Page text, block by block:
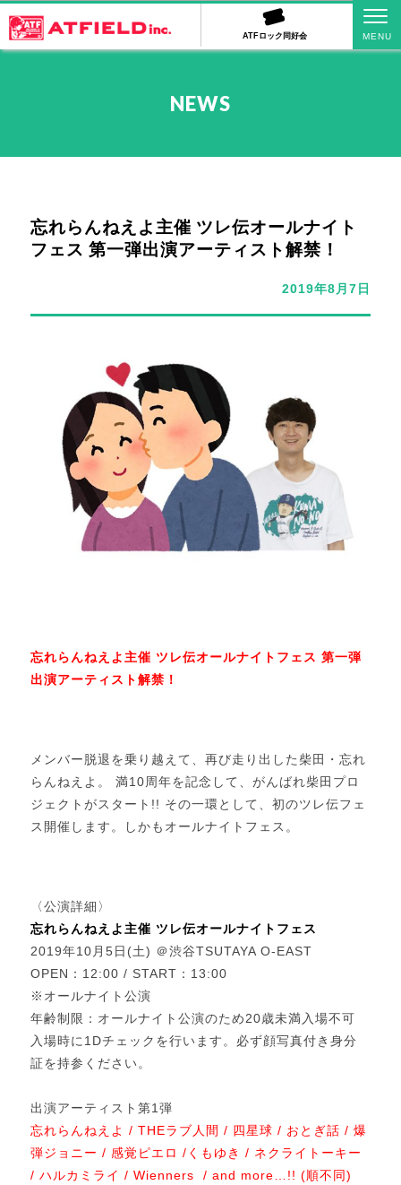
ATFロック同好会
NEWS
忘れらんねえよ主催 ツレ伝オールナイト
フェス 第一弾出演アーティスト解禁！
2019年8月7日
忘れらんねえよ主催 ツレ伝オールナイトフェス 第一弾
出演アーティスト解禁！
メンバー脱退を乗り越えて、再び走り出した柴田・忘れ
らんねえよ。 満10周年を記念して、がんばれ柴田プロ
ジェクトがスタート!! その一環として、初のツレ伝フェ
ス開催します。しかもオールナイトフェス。
〈公演詳細〉
忘れらんねえよ主催 ツレ伝オールナイトフェス
2019年10月5日(土) ＠渋谷TSUTAYA O-EAST
OPEN：12:00 / START：13:00
※オールナイト公演
年齢制限：オールナイト公演のため20歳未満入場不可
入場時に1Dチェックを行います。必ず顔写真付き身分
証を持参ください。
出演アーティスト第1弾
忘れらんねえよ / THEラブ人間 / 四星球 / おとぎ話 / 爆
弾ジョニー / 感覚ピエロ /くもゆき / ネクライトーキー
/ ハルカミライ / Wienners / and more…!! (順不同)